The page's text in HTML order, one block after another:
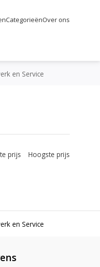
CategorieënOver ons
en Service
prijs Hoogste prijs
en Service